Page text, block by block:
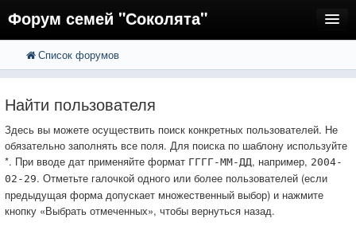
Форум семей "Соколята"
FAQ
Вход
Список форумов
Найти пользователя
Здесь вы можете осуществить поиск конкретных пользователей. Не
обязательно заполнять все поля. Для поиска по шаблону используйте
*. При вводе дат применяйте формат ГГГГ-ММ-ДД, например, 2004-
02-29. Отметьте галочкой одного или более пользователей (если
предыдущая форма допускает множественный выбор) и нажмите
кнопку «Выбрать отмеченных», чтобы вернуться назад.